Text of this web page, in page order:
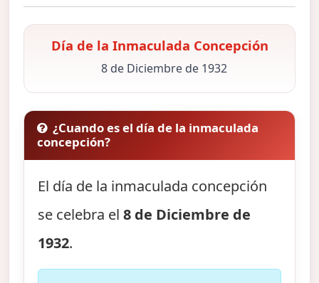
Día de la Inmaculada Concepción
8 de Diciembre de 1932
¿Cuando es el día de la inmaculada
concepción?
El día de la inmaculada concepción
se celebra el8 de Diciembre de
1932.